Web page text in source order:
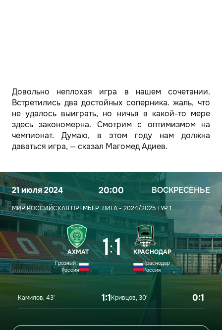
Довольно неплохая игра в нашем сочетании.
Встретились два достойных соперника. жаль, что
не удалось выиграть, но ничья в какой-то мере
здесь закономерна. Смотрим с оптимизмом на
чемпионат. Думаю, в этом году нам должна
даваться игра, — сказал Магомед Адиев.
21 июля 2024 20:00 ВОСКРЕСЕНЬЕ
МИР РОССИЙСКАЯ ПРЕМЬЕР-ЛИГА - 2024/2025ТУР 1
АХМАТ
Грозный ,
Россия
1:1 КРАСНОДАР
Краснодар ,
Россия
Камилов, 43′ 1:1Кривцов, 30′ 0:1